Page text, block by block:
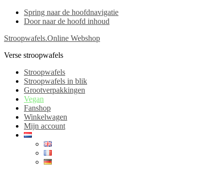
Spring naar de hoofdnavigatie
Door naar de hoofd inhoud
Stroopwafels.Online Webshop
Verse stroopwafels
Stroopwafels
Stroopwafels in blik
Grootverpakkingen
Vegan
Fanshop
Winkelwagen
Mijn account